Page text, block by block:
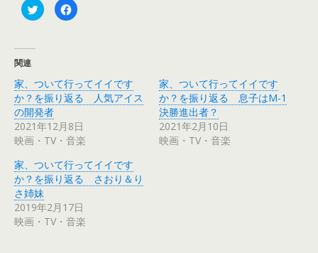
ク
リ
t
t
e
r
で
共
有
(
し
い
ウ
ィ
ン
ド
ウ
で
開
F
a
共
有
す
る
は
ク
リ
ク
し
て
く
さ
い
(
新
関連
家、ついて行ってイイです
か？を振り返る 人気アイス
の開発者
2021年12月8日
映画・TV・音楽
家、ついて行ってイイです
か？を振り返る 息子はM-1
決勝進出者？
2021年2月10日
映画・TV・音楽
家、ついて行ってイイです
か？を振り返る さおり＆り
さ姉妹
2019年2月17日
映画・TV・音楽